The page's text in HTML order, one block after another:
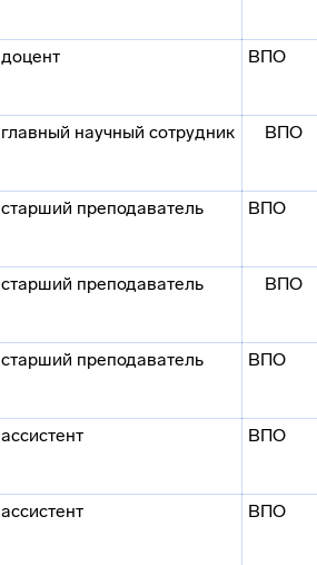
доцент ВПО
главный научный сотрудник ВПО
старший преподаватель ВПО
старший преподаватель ВПО
старший преподаватель ВПО
ассистент ВПО
ассистент ВПО